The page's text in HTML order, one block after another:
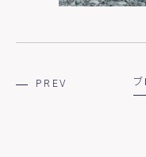
PREV